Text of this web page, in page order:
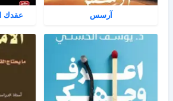
آرسس عقدك